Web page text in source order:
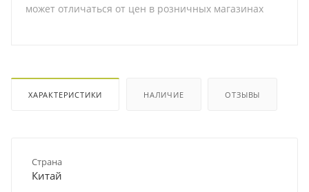
может отличаться от цен в розничных магазинах
ХАРАКТЕРИСТИКИ НАЛИЧИЕ ОТЗЫВЫ
Страна
Китай